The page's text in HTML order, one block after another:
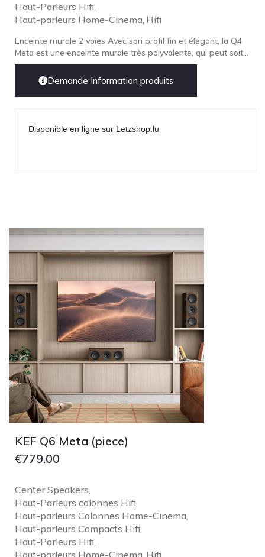
Haut-Parleurs Hifi
Haut-parleurs Home-Cinema Hifi
Enceinte murale 2 voies Avec son profil fin et élégant, la Q4
Meta est une enceinte murale très polyvalente, qui peut soit...
Demande Information produits
Disponible en ligne sur Letzshop.lu
KEF Q6 Meta (piece)
€779.00
Center Speakers
Haut-Parleurs colonnes Hifi
Haut-parleurs Colonnes Home-Cinema
Haut-parleurs Compacts Hifi
Haut-Parleurs Hifi
Haut-parleurs Home-Cinema Hifi